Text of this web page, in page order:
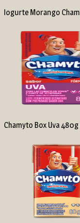
Iogurte Morango
Chamyto Box Uva